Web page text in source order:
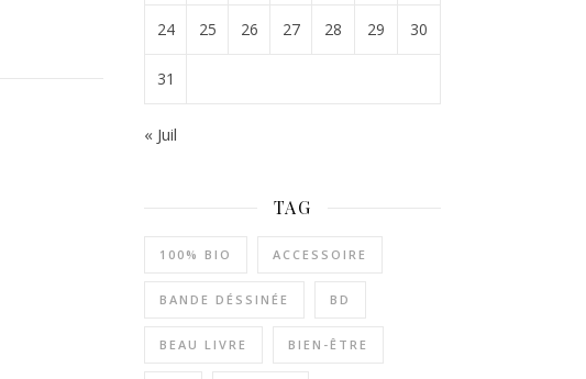
24 25 26 27 28 29 30
31
« Juil
TAG
100% BIO ACCESSOIRE
BANDE DÉSSINÉE BD
BEAU LIVRE BIEN-ÊTRE